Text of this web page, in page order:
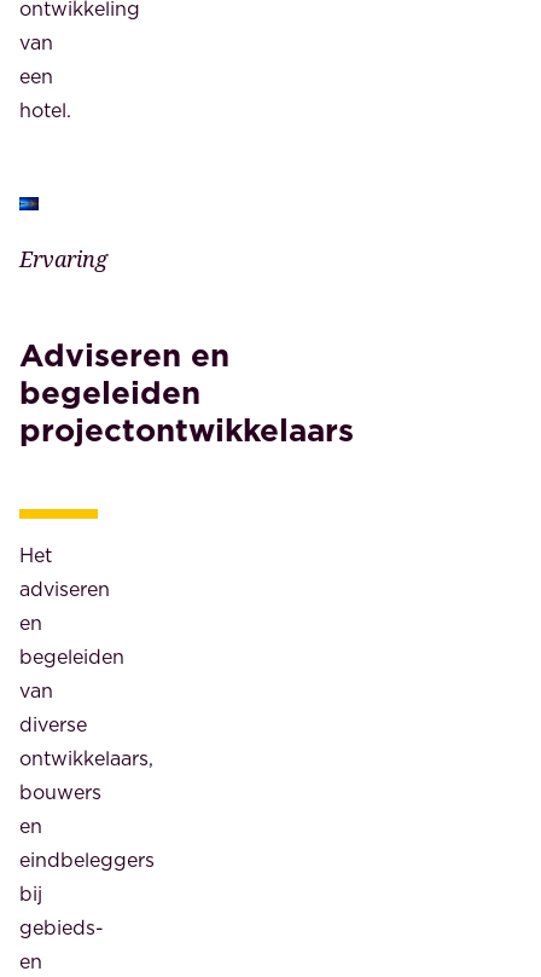
ontwikkeling
van
een
hotel.
Ervaring
Adviseren en
begeleiden
projectontwikkelaars
Het
adviseren
en
begeleiden
van
diverse
ontwikkelaars,
bouwers
en
eindbeleggers
bij
gebieds-
en